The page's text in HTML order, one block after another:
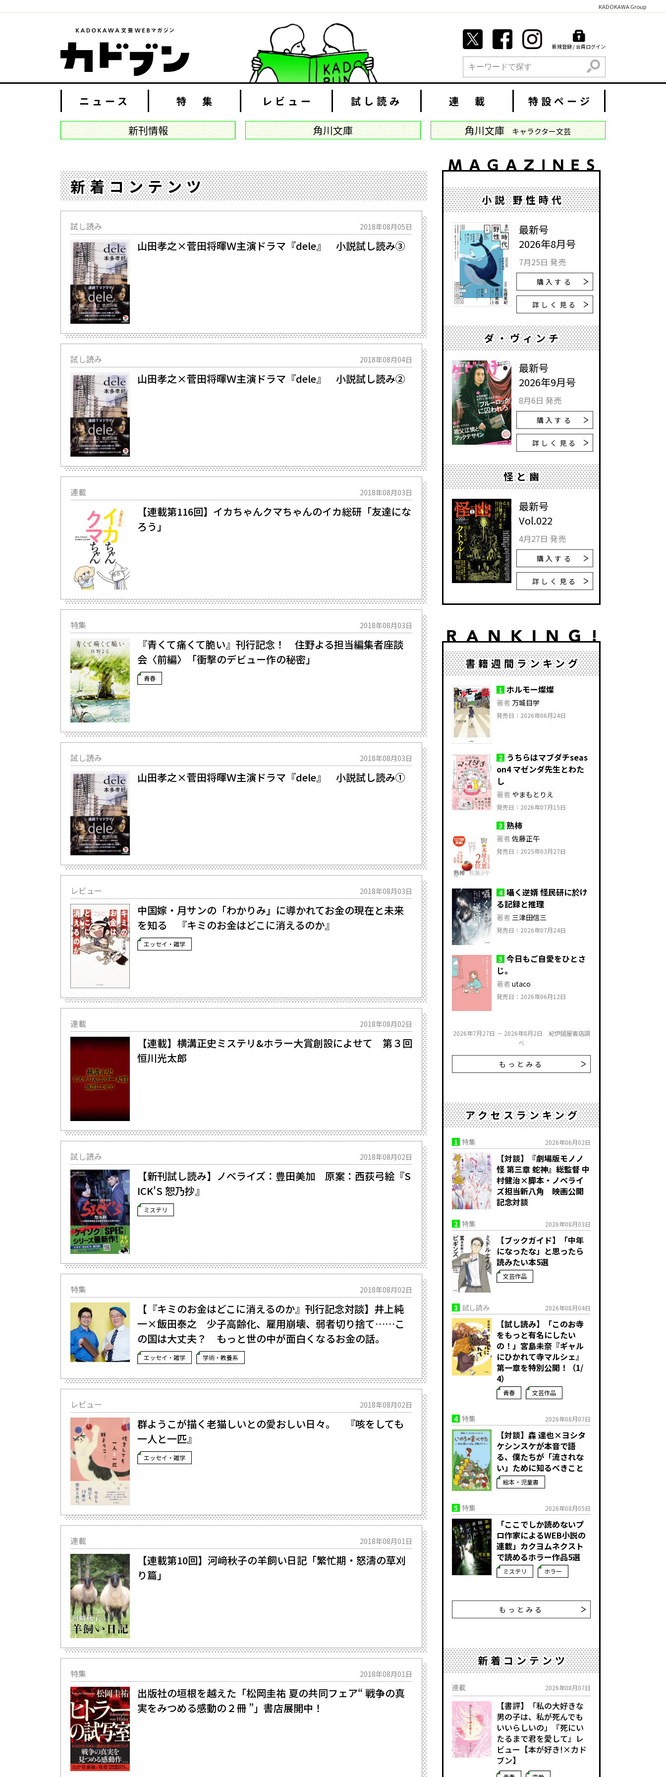
KADOKAWA Group
新規登録 / 会員ログイン
検索
ニュース 特 集 レビュー 試し読み 連 載 特設ページ
新刊情報 角川文庫 角川文庫 キャラクター文芸
新着コンテンツ
試し読み 2018年08月05日
山田孝之×菅田将暉Ｗ主演ドラマ『dele』 小説試し読み③
試し読み 2018年08月04日
山田孝之×菅田将暉Ｗ主演ドラマ『dele』 小説試し読み②
連載 2018年08月03日
【連載第116回】イカちゃんクマちゃんのイカ総研「友達にな
ろう」
特集 2018年08月03日
『青くて痛くて脆い』刊行記念！ 住野よる担当編集者座談
会〈前編〉「衝撃のデビュー作の秘密」
青春
試し読み 2018年08月03日
山田孝之×菅田将暉Ｗ主演ドラマ『dele』 小説試し読み①
レビュー 2018年08月03日
中国嫁・月サンの「わかりみ」に導かれてお金の現在と未来
を知る 『キミのお金はどこに消えるのか』
エッセイ・雑学
連載 2018年08月02日
【連載】横溝正史ミステリ&ホラー大賞創設によせて 第３回
恒川光太郎
試し読み 2018年08月02日
【新刊試し読み】ノベライズ：豊田美加 原案：西荻弓絵『S
ICK'S 恕乃抄』
ミステリ
特集 2018年08月02日
【『キミのお金はどこに消えるのか』刊行記念対談】井上純
一×飯田泰之 少子高齢化、雇用崩壊、弱者切り捨て……こ
の国は大丈夫？ もっと世の中が面白くなるお金の話。
エッセイ・雑学 学術・教養系
レビュー 2018年08月02日
群ようこが描く老猫しいとの愛おしい日々。 『咳をしても
一人と一匹』
エッセイ・雑学
連載 2018年08月01日
【連載第10回】河﨑秋子の羊飼い日記「繁忙期・怒濤の草刈
り篇」
特集 2018年08月01日
出版社の垣根を越えた「松岡圭祐 夏の共同フェア“ 戦争の真
実をみつめる感動の２冊 ”」書店展開中！
小説 野性時代
最新号
2026年8月号
7月25日 発売
購入する
詳しく見る
ダ・ヴィンチ
最新号
2026年9月号
8月6日 発売
購入する
詳しく見る
怪と幽
最新号
Vol.022
4月27日 発売
購入する
詳しく見る
書籍週間ランキング
1 ホルモー燦燦
著者 万城目学
発売日：2026年06月24日
2 うちらはマブダチseas
on4 マゼンダ先生とわた
し
著者 やまもとりえ
発売日：2026年07月15日
3 熟柿
著者 佐藤正午
発売日：2025年03月27日
4 囁く逆婿 怪民研に於け
る記録と推理
著者 三津田信三
発売日：2026年07月24日
5 今日もご自愛をひとさ
じ。
著者 utaco
発売日：2026年06月12日
2026年7月27日 － 2026年8月2日 紀伊國屋書店調
べ
もっとみる
アクセスランキング
1 特集 2026年06月02日
【対談】『劇場版モノノ
怪 第三章 蛇神』総監督 中
村健治×脚本・ノベライ
ズ担当新八角 映画公開
記念対談
2 特集 2026年08月03日
【ブックガイド】「中年
になったな」と思ったら
読みたい本5選
文芸作品
3 試し読み 2026年08月04日
【試し読み】「このお寺
をもっと有名にしたい
の！」宮島未奈『ギャル
にひかれて寺マルシェ』
第一章を特別公開！（1/
4）
青春 文芸作品
4 特集 2026年08月07日
【対談】森 達也×ヨシタ
ケシンスケが本音で語
る、僕たちが「流されな
い」ために知るべきこと
絵本・児童書
5 特集 2026年08月05日
「ここでしか読めないプ
ロ作家によるWEB小説の
連載」――カクヨムネクスト
で読めるホラー作品5選
ミステリ ホラー
もっとみる
新着コンテンツ
連載 2026年08月07日
【書評】「私の大好きな
男の子は、私が死んでも
いいらしいの」――『死にい
たるまで君を愛して』レ
ビュー【本が好き!×カド
ブン】